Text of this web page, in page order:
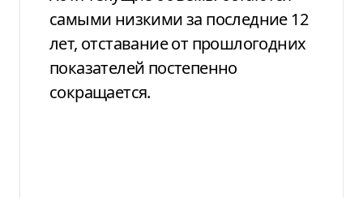
самыми низкими за последние 12
лет, отставание от прошлогодних
показателей постепенно
сокращается.